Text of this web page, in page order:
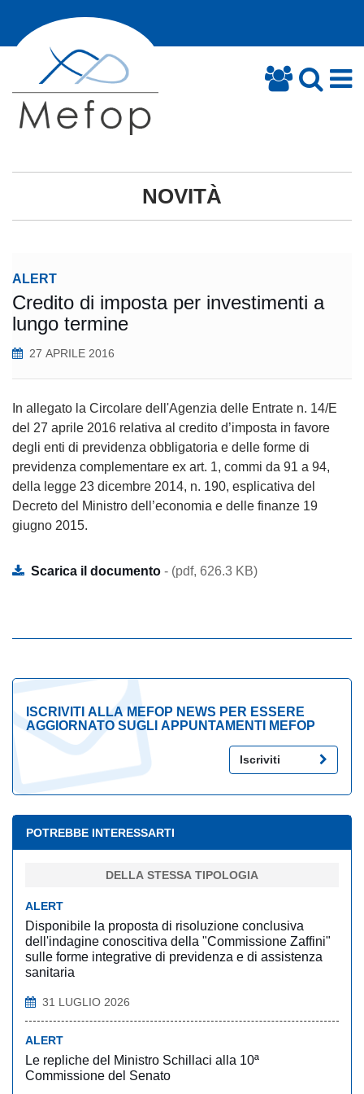
NOVITÀ
ALERT
Credito di imposta per investimenti a
lungo termine
27 APRILE 2016
In allegato la Circolare dell'Agenzia delle Entrate n. 14/E
del 27 aprile 2016 relativa al credito d’imposta in favore
degli enti di previdenza obbligatoria e delle forme di
previdenza complementare ex art. 1, commi da 91 a 94,
della legge 23 dicembre 2014, n. 190, esplicativa del
Decreto del Ministro dell’economia e delle finanze 19
giugno 2015.
Scarica il documento - (pdf, 626.3 KB)
ISCRIVITI ALLA MEFOP NEWS PER ESSERE
AGGIORNATO SUGLI APPUNTAMENTI MEFOP
Iscriviti
POTREBBE INTERESSARTI
DELLA STESSA TIPOLOGIA
ALERT
Disponibile la proposta di risoluzione conclusiva
dell'indagine conoscitiva della "Commissione Zaffini"
sulle forme integrative di previdenza e di assistenza
sanitaria
31 LUGLIO 2026
ALERT
Le repliche del Ministro Schillaci alla 10ª
Commissione del Senato